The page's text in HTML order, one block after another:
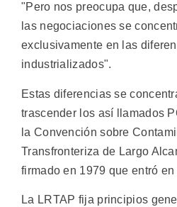
"Pero nos preocupa que,
las negociaciones se
exclusivamente en las
industrializados".
Estas diferencias se
trascender los así llamados
la Convención sobre
Transfronteriza de Largo
firmado en 1979 que entró
La LRTAP fija principios